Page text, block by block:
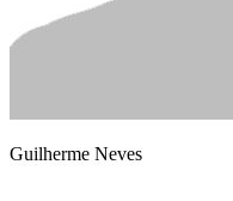
Guilherme Neves